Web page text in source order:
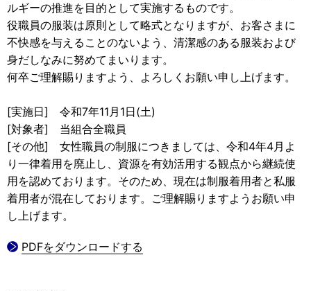
ルギーの推進を目的として実施するものです。
役職員の服装は原則として略式となりますが、お客さまに
不快感を与えることのないよう、清潔感のある服装および
身だしなみに努めてまいります。
何卒ご理解賜りますよう、よろしくお願い申し上げます。
[実施日] 令和7年11月1日(土)
[対象者] 当組合全職員
[その他] 女性職員の制服につきましては、令和4年4月よ
り一律着用を廃止し、資源を有効活用する観点から継続使
用を認めております。そのため、現在は制服着用者と私服
着用者が混在しております。ご理解賜りますようお願い申
し上げます。
PDFをダウンロードする